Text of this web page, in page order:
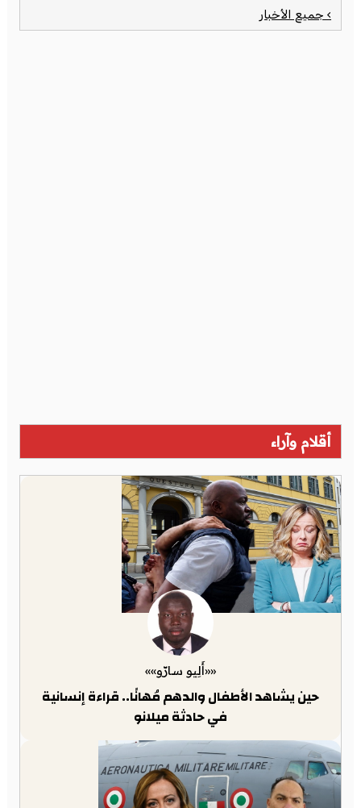
› جميع الأخبار
أقلام وآراء
««أَلِيو سارّو»»
حين يشاهد الأطفال والدهم مُهانًا.. قراءة إنسانية
في حادثة ميلانو